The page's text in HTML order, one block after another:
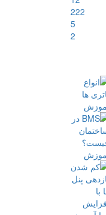
222
5
2